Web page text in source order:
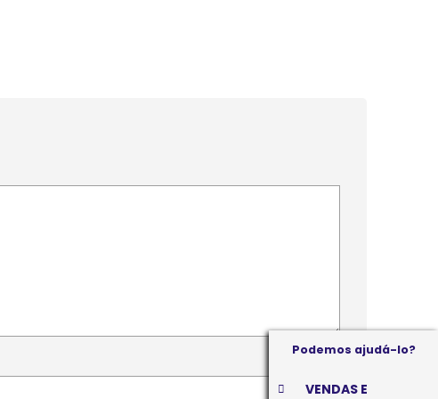
Podemos ajudá-lo?
VENDAS E